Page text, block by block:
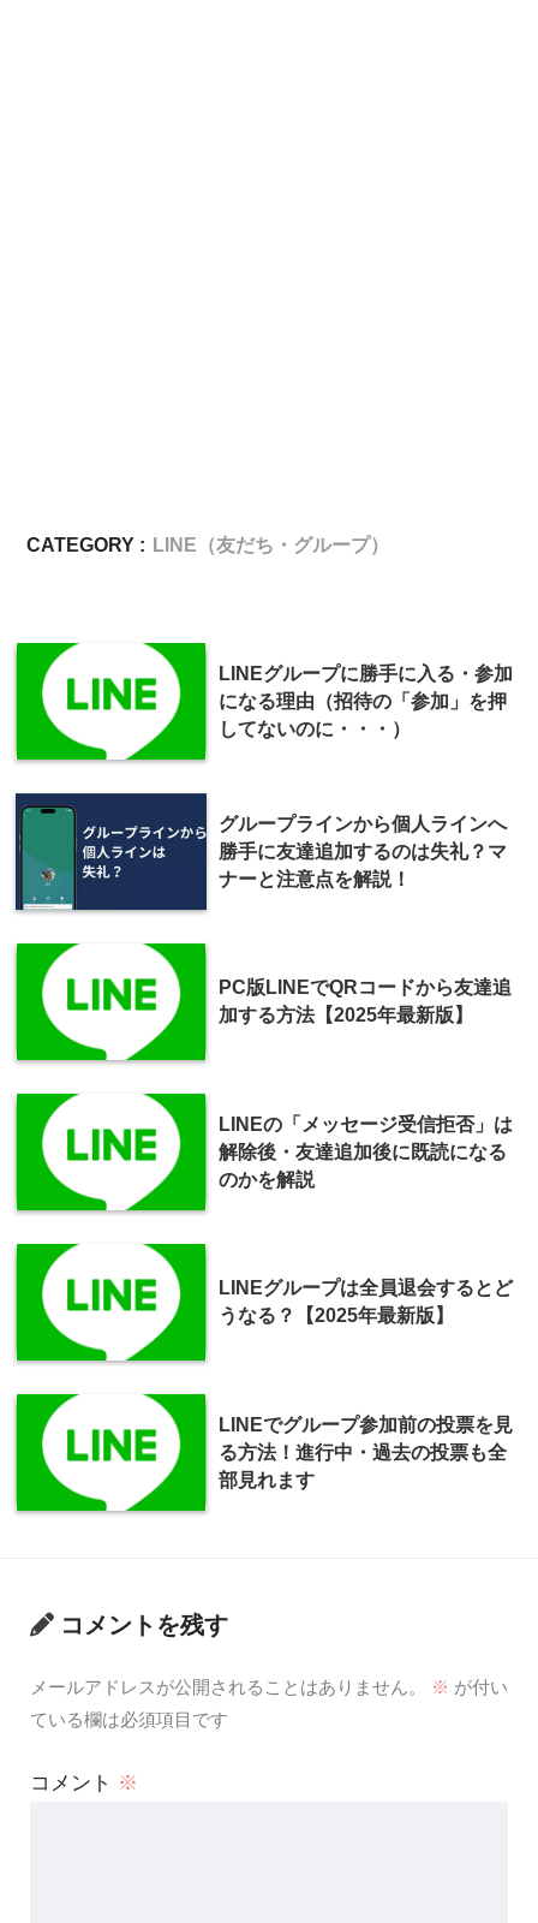
CATEGORY : LINE（友だち・グループ）
LINEグループに勝手に入る・参加
になる理由（招待の「参加」を押
してないのに・・・）
グループラインから個人ラインへ
勝手に友達追加するのは失礼？マ
ナーと注意点を解説！
PC版LINEでQRコードから友達追
加する方法【2025年最新版】
LINEの「メッセージ受信拒否」は
解除後・友達追加後に既読になる
のかを解説
LINEグループは全員退会するとど
うなる？【2025年最新版】
LINEでグループ参加前の投票を見
る方法！進行中・過去の投票も全
部見れます
コメントを残す
メールアドレスが公開されることはありません。 ※ が付い
ている欄は必須項目です
コメント ※